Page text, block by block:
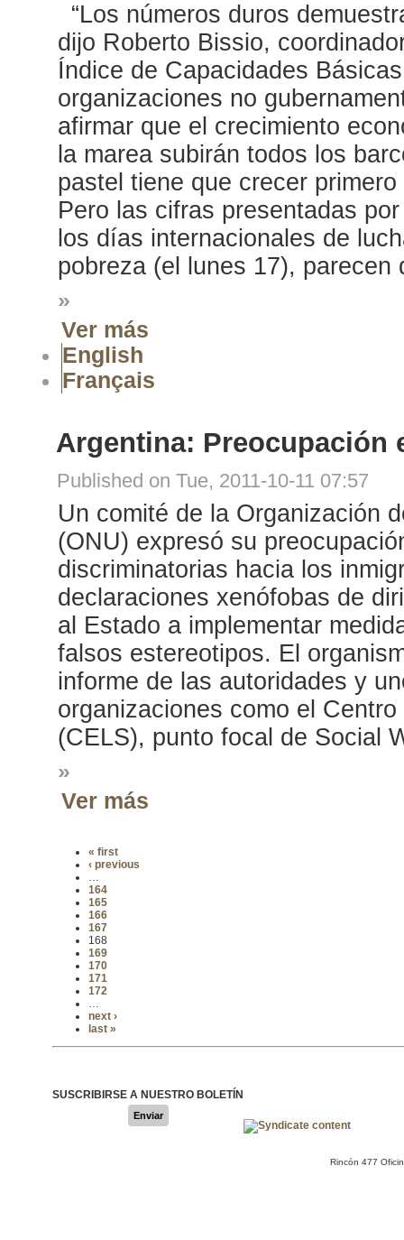
“Los números duros
dijo Roberto Bissio,
Índice de Capacidades
organizaciones no
afirmar que el crecimiento
la marea subirán todos los
pastel tiene que crecer primero
Pero las cifras presentadas
los días internacionales de
pobreza (el lunes 17), parecen
»
Ver más
English
Français
Argentina: Preocupación
Published on Tue, 2011-10-11 07:57
Un comité de la Organización
(ONU) expresó su
discriminatorias hacia los
declaraciones xenófobas de
al Estado a implementar
falsos estereotipos. El
informe de las autoridades y
organizaciones como el
(CELS), punto focal de Social
»
Ver más
« first
‹ previous
164
165
166
167
168
169
170
171
172
next ›
last »
SUSCRIBIRSE A NUESTRO BOLETÍN
Enviar
Rincón 477